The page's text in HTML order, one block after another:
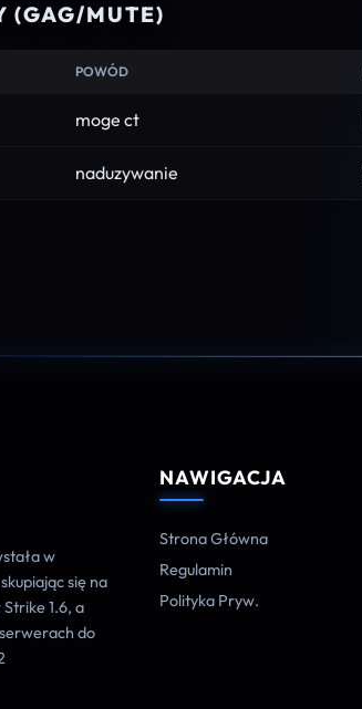
(GAG/MUTE)
POWÓD
moge ct
naduzywanie
w
się na
1.6, a
do
NAWIGACJA
Strona Główna
Regulamin
Polityka Pryw.